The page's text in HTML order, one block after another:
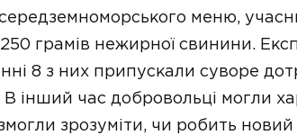
меню,
грамів нежирної свинини.
8 з них припускали суворе
інший час добровольці могли
зрозуміти, чи робить